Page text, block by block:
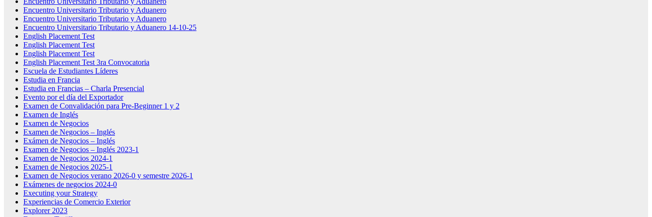
Encuentro Universitario Tributario y Aduanero
Encuentro Universitario Tributario y Aduanero
Encuentro Universitario Tributario y Aduanero 14-10-25
English Placement Test
English Placement Test
English Placement Test
English Placement Test 3ra Convocatoria
Escuela de Estudiantes Líderes
Estudia en Francia
Estudia en Francias – Charla Presencial
Evento por el día del Exportador
Examen de Convalidación para Pre-Beginner 1 y 2
Examen de Inglés
Examen de Negocios
Examen de Negocios – Inglés
Exámen de Negocios – Inglés
Examen de Negocios – Inglés 2023-1
Examen de Negocios 2024-1
Examen de Negocios 2025-1
Examen de Negocios verano 2026-0 y semestre 2026-1
Exámenes de negocios 2024-0
Executing your Strategy
Experiencias de Comercio Exterior
Explorer 2023